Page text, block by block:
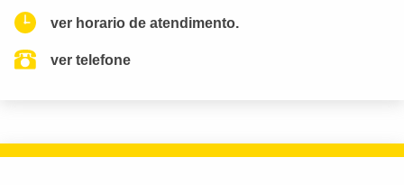
ver horario de atendimento.
ver telefone